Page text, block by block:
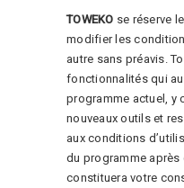
TOWEKO se réserve
modifier les
autre sans préavis.
fonctionnalités qui
programme actuel, y
nouveaux outils et
aux conditions
du programme
constituera votre